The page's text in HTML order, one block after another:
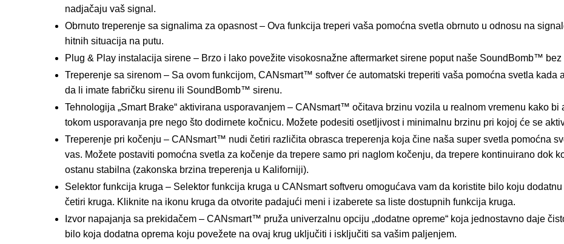
nadjačaju vaš signal.
Obrnuto treperenje sa signalima za opasnost – Ova funkcija treperi vaša pomoćna svetla obrnuto u odnosu na
hitnih situacija na putu.
Plug & Play instalacija sirene – Brzo i lako povežite visokosnažne aftermarket sirene poput naše SoundBomb™
Treperenje sa sirenom – Sa ovom funkcijom, CANsmart™ softver će automatski treperiti vaša pomoćna svetla kada
da li imate fabričku sirenu ili SoundBomb™ sirenu.
Tehnologija „Smart Brake“ aktivirana usporavanjem – CANsmart™ očitava brzinu vozila u realnom vremenu kako
tokom usporavanja pre nego što dodirnete kočnicu. Možete podesiti osetljivost i minimalnu brzinu pri kojoj će se
Treperenje pri kočenju – CANsmart™ nudi četiri različita obrasca treperenja koja čine naša super svetla pomoćna
vas. Možete postaviti pomoćna svetla za kočenje da trepere samo pri naglom kočenju, da trepere kontinuirano dok
ostanu stabilna (zakonska brzina treperenja u Kaliforniji).
Selektor funkcija kruga – Selektor funkcija kruga u CANsmart softveru omogućava vam da koristite bilo koju
četiri kruga. Kliknite na ikonu kruga da otvorite padajući meni i izaberete sa liste dostupnih funkcija kruga.
Izvor napajanja sa prekidačem – CANsmart™ pruža univerzalnu opciju „dodatne opreme“ koja jednostavno daje
bilo koja dodatna oprema koju povežete na ovaj krug uključiti i isključiti sa vašim paljenjem.